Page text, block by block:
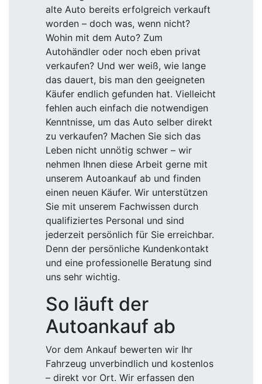
alte Auto bereits erfolgreich verkauft
worden – doch was, wenn nicht?
Wohin mit dem Auto? Zum
Autohändler oder noch eben privat
verkaufen? Und wer weiß, wie lange
das dauert, bis man den geeigneten
Käufer endlich gefunden hat. Vielleicht
fehlen auch einfach die notwendigen
Kenntnisse, um das Auto selber direkt
zu verkaufen? Machen Sie sich das
Leben nicht unnötig schwer – wir
nehmen Ihnen diese Arbeit gerne mit
unserem Autoankauf ab und finden
einen neuen Käufer. Wir unterstützen
Sie mit unserem Fachwissen durch
qualifiziertes Personal und sind
jederzeit persönlich für Sie erreichbar.
Denn der persönliche Kundenkontakt
und eine professionelle Beratung sind
uns sehr wichtig.
So läuft der
Autoankauf ab
Vor dem Ankauf bewerten wir Ihr
Fahrzeug unverbindlich und kostenlos
– direkt vor Ort. Wir erfassen den